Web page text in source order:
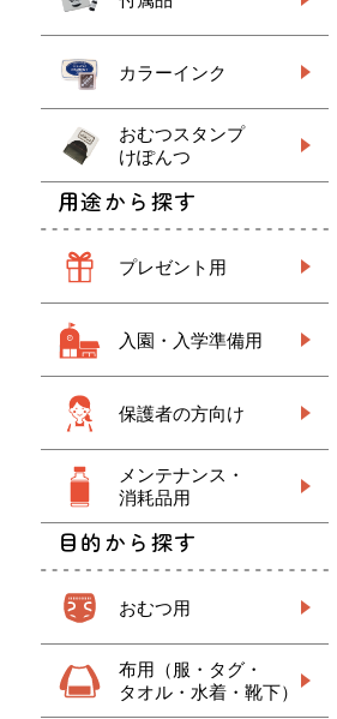
カラーインク
おむつスタンプ
けぽんつ
用途から探す
プレゼント用
入園・入学準備用
保護者の方向け
メンテナンス・
消耗品用
目的から探す
おむつ用
布用（服・タグ・
タオル・水着・靴下）